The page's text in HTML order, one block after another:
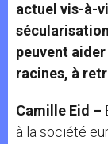
actuel vis-à-
peuvent
racines, à
Camille Eid –
à la société